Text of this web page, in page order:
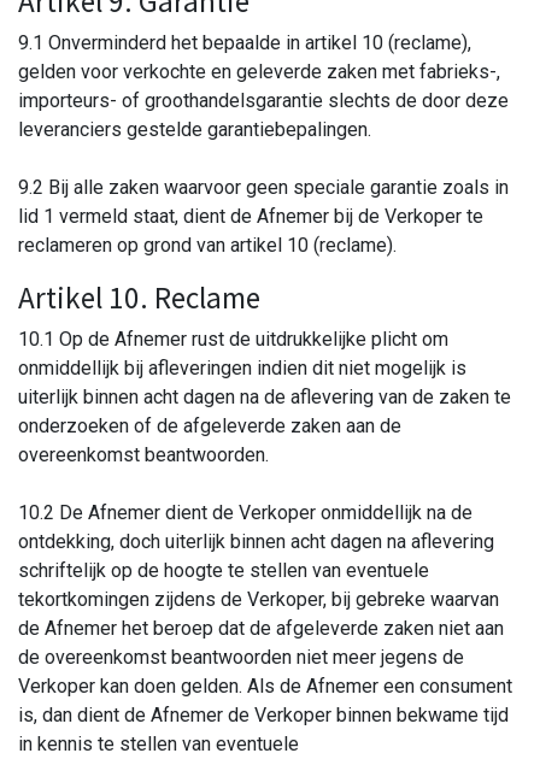
9.1 Onverminderd het bepaalde in artikel 10 (reclame),
gelden voor verkochte en geleverde zaken met fabrieks-,
importeurs- of groothandelsgarantie slechts de door deze
leveranciers gestelde garantiebepalingen.
9.2 Bij alle zaken waarvoor geen speciale garantie zoals in
lid 1 vermeld staat, dient de Afnemer bij de Verkoper te
reclameren op grond van artikel 10 (reclame).
Artikel 10. Reclame
10.1 Op de Afnemer rust de uitdrukkelijke plicht om
onmiddellijk bij afleveringen indien dit niet mogelijk is
uiterlijk binnen acht dagen na de aflevering van de zaken te
onderzoeken of de afgeleverde zaken aan de
overeenkomst beantwoorden.
10.2 De Afnemer dient de Verkoper onmiddellijk na de
ontdekking, doch uiterlijk binnen acht dagen na aflevering
schriftelijk op de hoogte te stellen van eventuele
tekortkomingen zijdens de Verkoper, bij gebreke waarvan
de Afnemer het beroep dat de afgeleverde zaken niet aan
de overeenkomst beantwoorden niet meer jegens de
Verkoper kan doen gelden. Als de Afnemer een consument
is, dan dient de Afnemer de Verkoper binnen bekwame tijd
in kennis te stellen van eventuele